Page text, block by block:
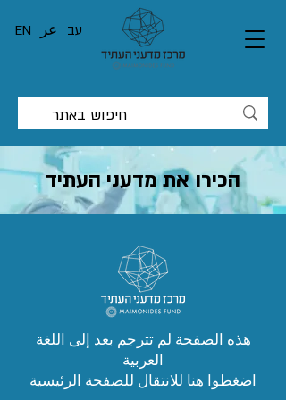
EN عر עב
הכירו את מדעני העתיד
هذه الصفحة لم تترجم بعد إلى اللغة
العربية
اضغطوا هنا للانتقال للصفحة الرئيسية